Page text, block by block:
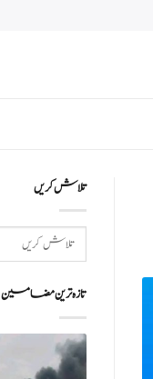
تلاش کریں
تازہ ترین مضامین